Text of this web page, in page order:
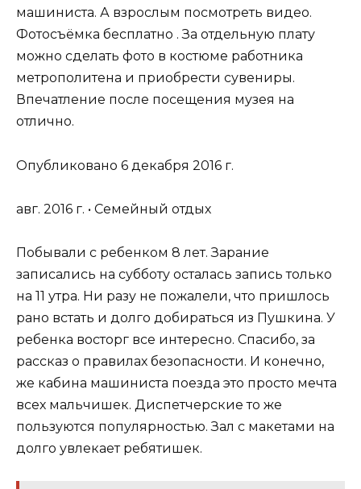
машиниста. А взрослым посмотреть видео.
Фотосъёмка бесплатно . За отдельную плату
можно сделать фото в костюме работника
метрополитена и приобрести сувениры.
Впечатление после посещения музея на
отлично.
Опубликовано 6 декабря 2016 г.
авг. 2016 г. • Семейный отдых
Побывали с ребенком 8 лет. Зарание
записались на субботу осталась запись только
на 11 утра. Ни разу не пожалели, что пришлось
рано встать и долго добираться из Пушкина. У
ребенка восторг все интересно. Спасибо, за
рассказ о правилах безопасности. И конечно,
же кабина машиниста поезда это просто мечта
всех мальчишек. Диспетчерские то же
пользуются популярностью. Зал с макетами на
долго увлекает ребятишек.